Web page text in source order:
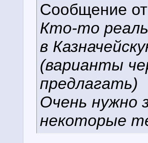
Сообщение
Кто-то
в
(варианты
предлагать)
Очень нужно
некоторые